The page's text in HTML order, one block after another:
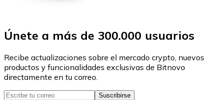
Únete a más de 300.000 usuarios
Recibe actualizaciones sobre el mercado crypto, nuevos
productos y funcionalidades exclusivas de Bitnovo
directamente en tu correo.
Suscribirse